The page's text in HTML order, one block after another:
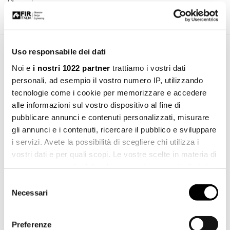
Uso responsabile dei dati
Noi e i nostri 1022 partner trattiamo i vostri dati
personali, ad esempio il vostro numero IP, utilizzando
tecnologie come i cookie per memorizzare e accedere
alle informazioni sul vostro dispositivo al fine di
pubblicare annunci e contenuti personalizzati, misurare
gli annunci e i contenuti, ricercare il pubblico e sviluppare
i servizi. Avete la possibilità di scegliere chi utilizza i
vostri dati e per quali scopi. Le vostre scelte in materia di
modificare o revocare il proprio consenso in qualsiasi
momento dalla Dichiarazione sui cookie o facendo clic
delNecessari
Preferenze
File 3d 3ds
3ds 85.15 KB
File 3d stl
stl 235.43 KB
Download
Download